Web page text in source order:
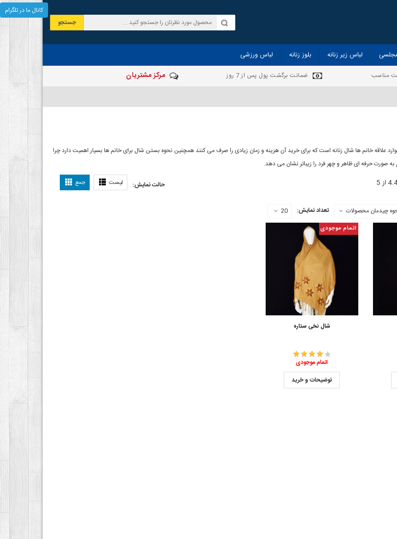
جستجو
لباس زیر زنانه بلوز زنانه لباس ورزشی
مناسب ضمانت برگشت پول پس از 7 روز مرکز مشتریان
علاقه خانم ها شال زنانه است که برای خرید آن هزینه و زمان زیادی را صرف می کنند همچنین نحوه بستن شال برای خانم ها بسیار اهمیت دارد چرا
صورت حرفه ای ظاهر و چهر فرد را زیباتر نشان می دهد.
حالت نمایش: لیست جمع
چیدمان محصولات تعداد نمایش: 20
اتمام موجودی
شال نخی ستاره
اتمام موجودی
توضیحات و خرید
کانال ما در تلگرام